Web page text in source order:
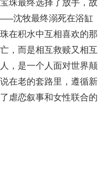
珠最终选择了放手，故
沈牧最终溺死在浴缸
在积水中互相喜欢的那
，而是相互救赎又相互
，是一个人面对世界颠
在老的套路里，遵循新
虐恋叙事和女性联合的